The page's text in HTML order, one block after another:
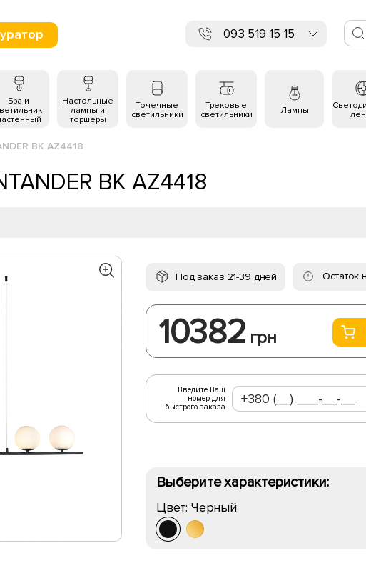
093 519 15 15
Бра и
Настольные
лампы и
торшеры
Точечные
светильники
Трековые
светильники
Лампы
BK AZ4418
BK AZ4418
Под заказ 21-39 дней Остаток
10382 грн
Введите Ваш
номер для
быстрого заказа
Выберите характеристики:
Цвет: Черный